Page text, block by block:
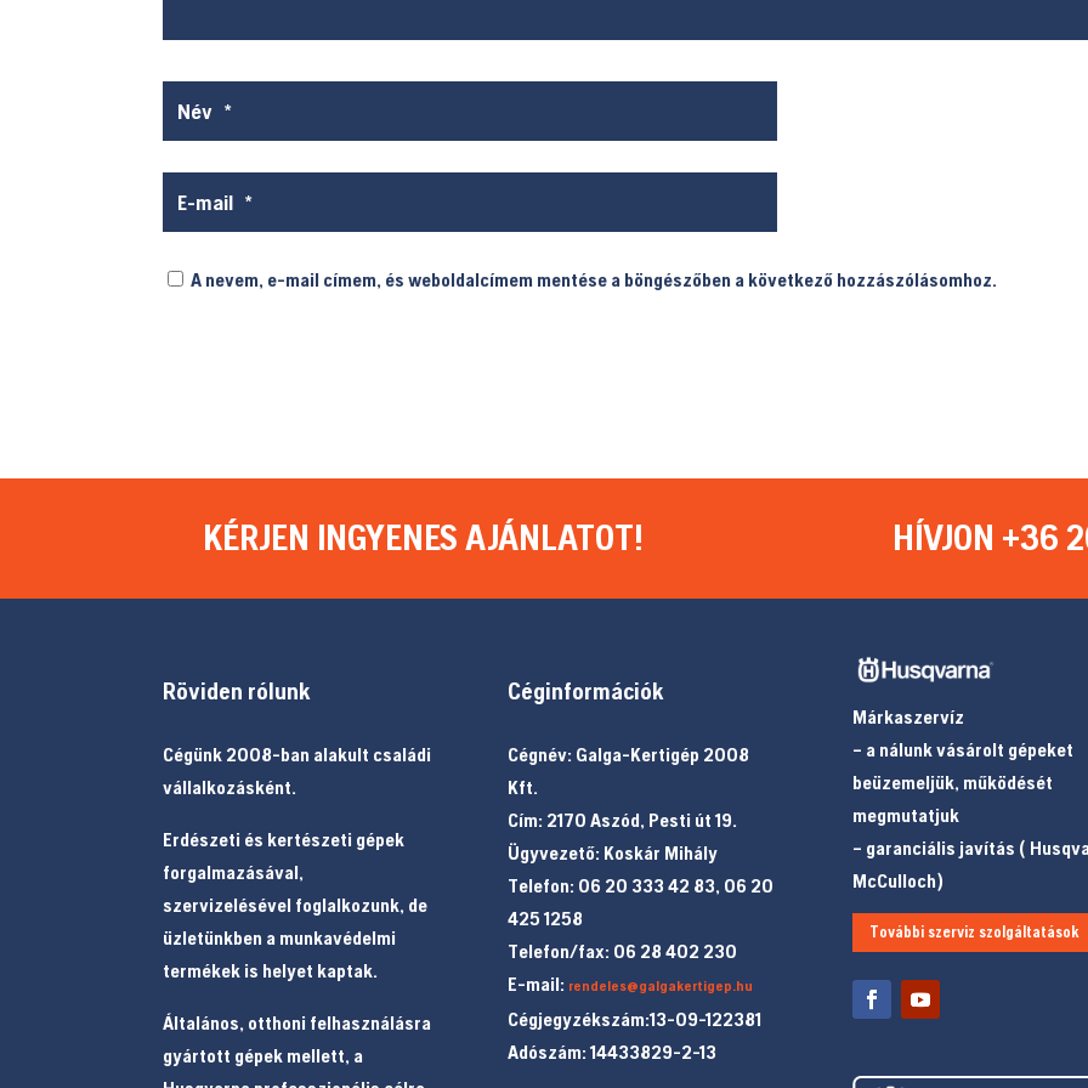
A nevem, e-mail címem, és weboldalcímem mentése a böngészőben a következő hozzászólásomhoz.
KÉRJEN INGYENES AJÁNLATOT! HÍVJON +36
Röviden rólunk
Cégünk 2008-ban alakult családi
vállalkozásként.
Erdészeti és kertészeti gépek
forgalmazásával,
szervizelésével foglalkozunk, de
üzletünkben a munkavédelmi
termékek is helyet kaptak.
Általános, otthoni felhasználásra
gyártott gépek mellett, a
Céginformációk
Cégnév: Galga-Kertigép 2008
Kft.
Cím: 2170 Aszód, Pesti út 19.
Ügyvezető: Koskár Mihály
Telefon: 06 20 333 42 83, 06 20
425 1258
Telefon/fax: 06 28 402 230
E-mail: rendeles@galgakertigep.hu
Cégjegyzékszám:13-09-122381
Adószám: 14433829-2-13
Márkaszervíz
– a nálunk vásárolt gépeket
beüzemeljük, működését
megmutatjuk
– garanciális javítás (
McCulloch)
További szerviz szolgáltatások